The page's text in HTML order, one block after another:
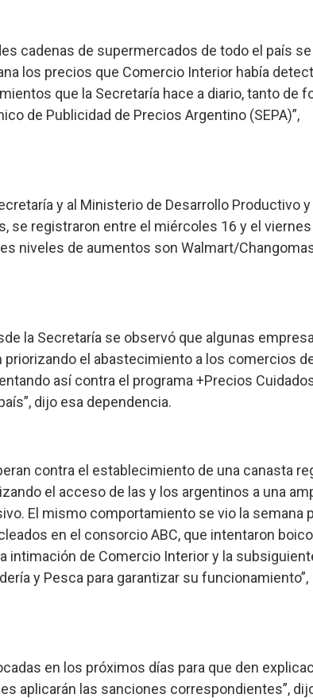
cadenas de supermercados de todo el país se
los precios que Comercio Interior había
que la Secretaría hace a diario, tanto de
de Publicidad de Precios Argentino (SEPA)”,
y al Ministerio de Desarrollo Productivo
se registraron entre el miércoles 16 y el
niveles de aumentos son Walmart/
la Secretaría se observó que algunas
priorizando el abastecimiento a los comercios
así contra el programa +Precios
dijo esa dependencia.
contra el establecimiento de una canasta
el acceso de las y los argentinos a una
El mismo comportamiento se vio la semana
en el consorcio ABC, que intentaron
intimación de Comercio Interior y la
y Pesca para garantizar su funcionamiento”,
en los próximos días para que den
aplicarán las sanciones correspondientes”,